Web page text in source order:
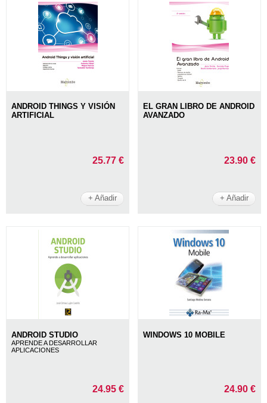
ANDROID THINGS Y VISIÓN
ARTIFICIAL
25.77 €
+ Añadir
EL GRAN LIBRO DE ANDROID
AVANZADO
23.90 €
+ Añadir
ANDROID STUDIO
APRENDE A DESARROLLAR
APLICACIONES
24.95 €
WINDOWS 10 MOBILE
24.90 €